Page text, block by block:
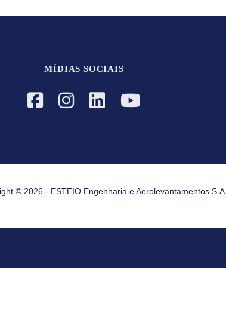
MÍDIAS SOCIAIS
© 2026 - ESTEIO Engenharia e Aerolevantamentos